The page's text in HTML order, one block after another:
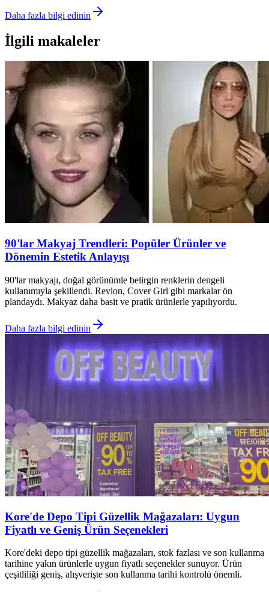
Daha fazla bilgi edinin
İlgili makaleler
90'lar Makyaj Trendleri: Popüler Ürünler ve
Dönemin Estetik Anlayışı
90'lar makyajı, doğal görünümle belirgin renklerin dengeli
kullanımıyla şekillendi. Revlon, Cover Girl gibi markalar ön
plandaydı. Makyaz daha basit ve pratik ürünlerle yapılıyordu.
Daha fazla bilgi edinin
Kore'de Depo Tipi Güzellik Mağazaları: Uygun
Fiyatlı ve Geniş Ürün Seçenekleri
Kore'deki depo tipi güzellik mağazaları, stok fazlası ve son kullanma
tarihine yakın ürünlerle uygun fiyatlı seçenekler sunuyor. Ürün
çeşitliliği geniş, alışverişte son kullanma tarihi kontrolü önemli.